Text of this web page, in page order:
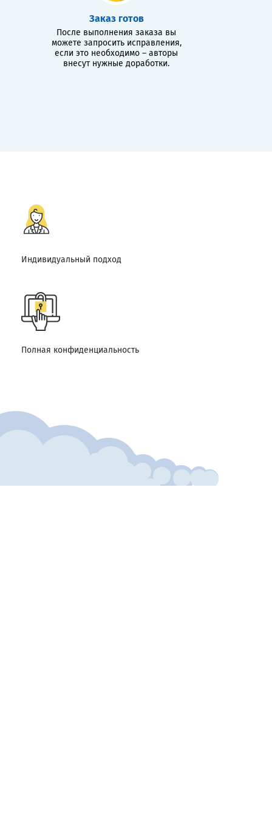
Заказ готов
После выполнения заказа вы
можете запросить исправления,
если это необходимо – авторы
внесут нужные доработки.
Индивидуальный подход
Полная конфиденциальность